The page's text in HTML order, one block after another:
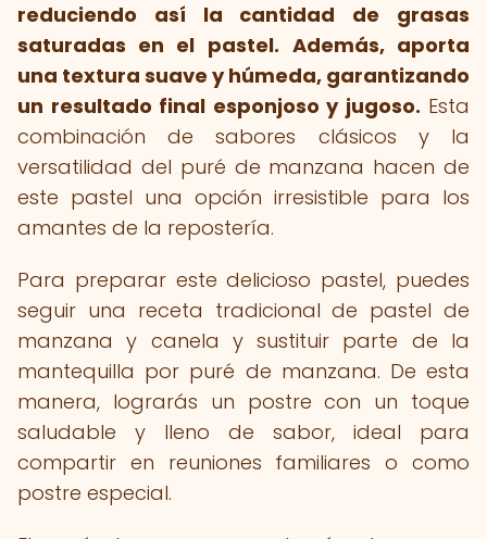
reduciendo así la cantidad de grasas
saturadas en el pastel. Además, aporta
una textura suave y húmeda, garantizando
un resultado final esponjoso y jugoso. Esta
combinación de sabores clásicos y la
versatilidad del puré de manzana hacen de
este pastel una opción irresistible para los
amantes de la repostería.
Para preparar este delicioso pastel, puedes
seguir una receta tradicional de pastel de
manzana y canela y sustituir parte de la
mantequilla por puré de manzana. De esta
manera, lograrás un postre con un toque
saludable y lleno de sabor, ideal para
compartir en reuniones familiares o como
postre especial.